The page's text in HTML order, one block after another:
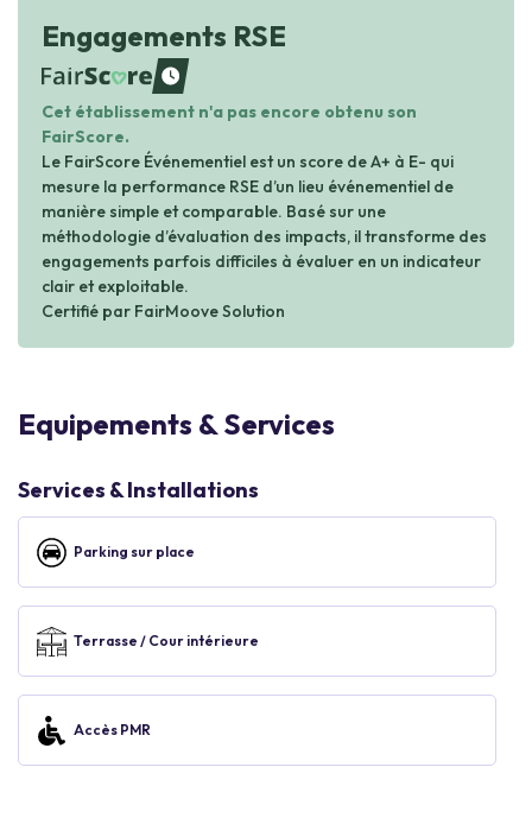
Engagements RSE
waiting
Cet établissement n'a pas encore obtenu son
FairScore.
Le FairScore Événementiel est un score de A+ à E- qui
mesure la performance RSE d’un lieu événementiel de
manière simple et comparable. Basé sur une
méthodologie d’évaluation des impacts, il transforme des
engagements parfois difficiles à évaluer en un indicateur
clair et exploitable.
Certifié par FairMoove Solution
Equipements & Services
Services & Installations
Parking sur place
Terrasse / Cour intérieure
Accès PMR